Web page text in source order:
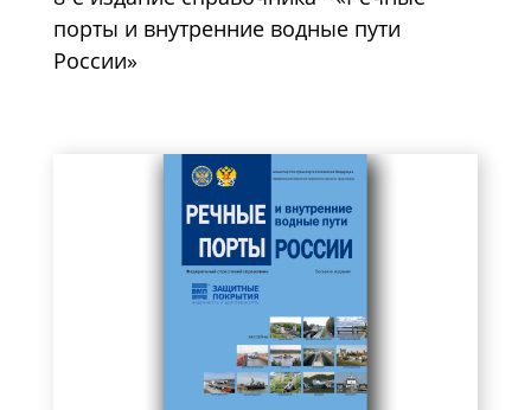
порты и внутренние водные пути
России»